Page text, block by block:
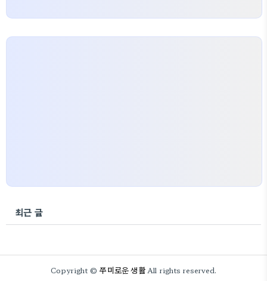
최근 글
Copyright ©쭈미로운 생활All rights reserved.